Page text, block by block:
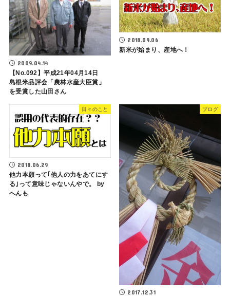
2009.04.14
【No.092】平成21年04月14日
島根米品評会「農林水産大臣賞」
を受賞した山田さん
2018.09.06
新米が始まり、産地へ！
日々のこと
2018.06.29
他力本願って｢他人の力をあてにす
る｣って意味じゃないんやで。 by
へんも
ブログ
2017.12.31